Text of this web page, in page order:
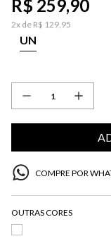
R$ 259,90
2x de R$ 129,95
UN
COMPRE POR